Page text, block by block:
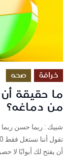
خرافة صحه
من دماغه؟
شييك : ريما حسن ربما
أن يفتح لك أبوابًا لا